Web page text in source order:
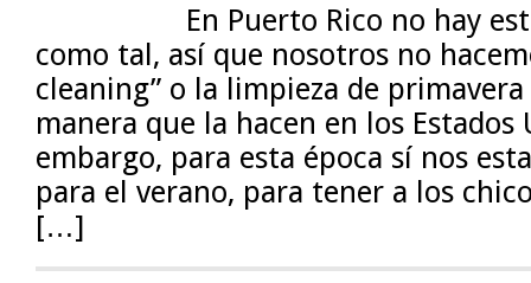
En Puerto Rico no hay
como tal, así que nosotros no
cleaning” o la limpieza de
manera que la hacen en los Estados
embargo, para esta época sí nos
para el verano, para tener a los
[…]